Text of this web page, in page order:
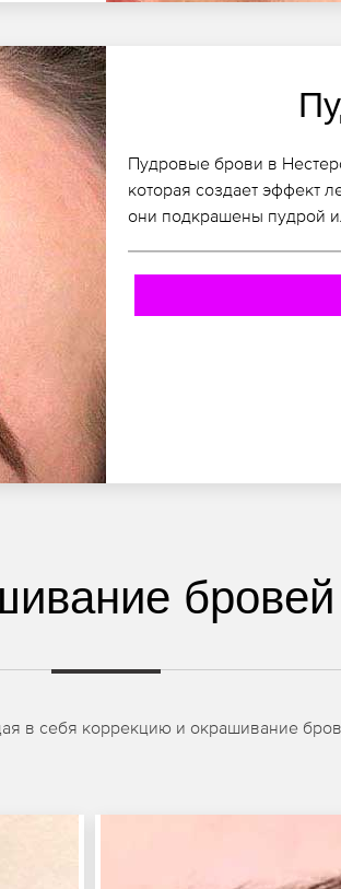
Пудровые брови в
которая создает эффект
они подкрашены пудрой
бровей
в себя коррекцию и окрашивание